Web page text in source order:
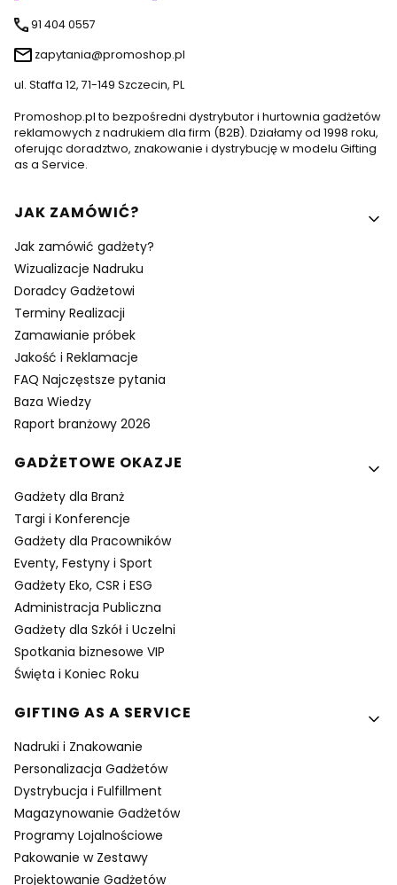
91 404 0557
zapytania@promoshop.pl
ul. Staffa 12, 71-149 Szczecin, PL
Promoshop.pl to bezpośredni dystrybutor i hurtownia gadżetów
reklamowych z nadrukiem dla firm (B2B). Działamy od 1998 roku,
oferując doradztwo, znakowanie i dystrybucję w modelu Gifting
as a Service.
Linki w stopce
JAK ZAMÓWIĆ?
Jak zamówić gadżety?
Wizualizacje Nadruku
Doradcy Gadżetowi
Terminy Realizacji
Zamawianie próbek
Jakość i Reklamacje
FAQ Najczęstsze pytania
Baza Wiedzy
Raport branżowy 2026
GADŻETOWE OKAZJE
Gadżety dla Branż
Targi i Konferencje
Gadżety dla Pracowników
Eventy, Festyny i Sport
Gadżety Eko, CSR i ESG
Administracja Publiczna
Gadżety dla Szkół i Uczelni
Spotkania biznesowe VIP
Święta i Koniec Roku
GIFTING AS A SERVICE
Nadruki i Znakowanie
Personalizacja Gadżetów
Dystrybucja i Fulfillment
Magazynowanie Gadżetów
Programy Lojalnościowe
Pakowanie w Zestawy
Projektowanie Gadżetów